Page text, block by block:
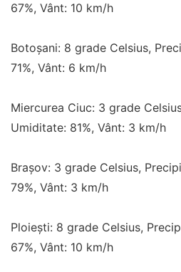
67%, Vânt: 10 km/h
Botoșani: 8 grade Celsius,
71%, Vânt: 6 km/h
Miercurea Ciuc: 3 grade
Umiditate: 81%, Vânt: 3 km/h
Brașov: 3 grade Celsius,
79%, Vânt: 3 km/h
Ploiești: 8 grade Celsius,
67%, Vânt: 10 km/h